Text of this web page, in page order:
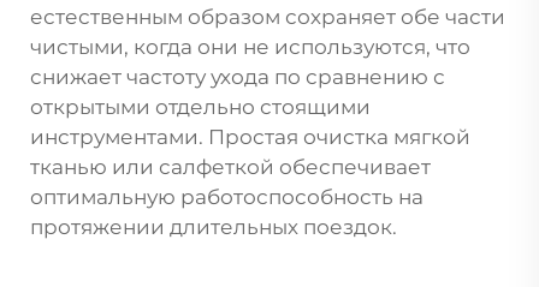
естественным образом сохраняет обе части
чистыми, когда они не используются, что
снижает частоту ухода по сравнению с
открытыми отдельно стоящими
инструментами. Простая очистка мягкой
тканью или салфеткой обеспечивает
оптимальную работоспособность на
протяжении длительных поездок.